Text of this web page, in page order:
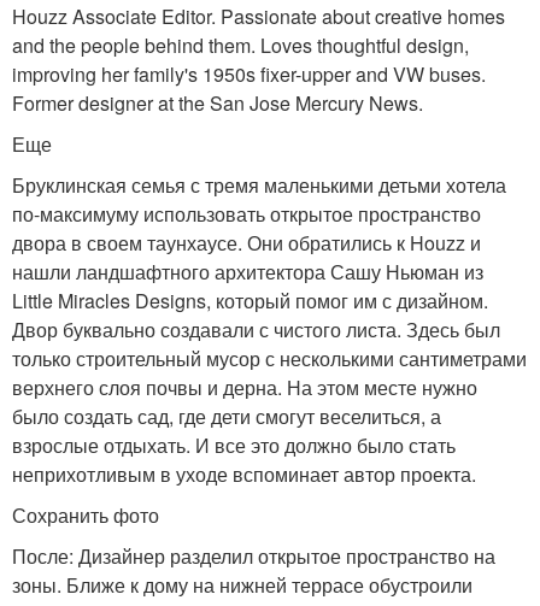
Houzz Associate Editor. Passionate about creative homes
and the people behind them. Loves thoughtful design,
improving her family's 1950s fixer-upper and VW buses.
Former designer at the San Jose Mercury News.
Еще
Бруклинская семья с тремя маленькими детьми хотела
по-максимуму использовать открытое пространство
двора в своем таунхаусе. Они обратились к Houzz и
нашли ландшафтного архитектора Сашу Ньюман из
Little Miracles Designs, который помог им с дизайном.
Двор буквально создавали с чистого листа. Здесь был
только строительный мусор с несколькими сантиметрами
верхнего слоя почвы и дерна. На этом месте нужно
было создать сад, где дети смогут веселиться, а
взрослые отдыхать. И все это должно было стать
неприхотливым в уходе вспоминает автор проекта.
Сохранить фото
После: Дизайнер разделил открытое пространство на
зоны. Ближе к дому на нижней террасе обустроили